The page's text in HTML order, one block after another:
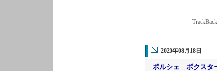
2020年08月18日
ポルシェ ボクスタ